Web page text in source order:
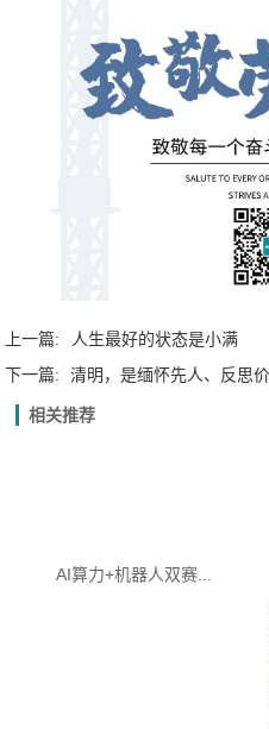
上一篇:
人生最好的状态是小满
下一篇:
清明，是缅怀先人、反思
相关推荐
AI算力+机器人双赛...